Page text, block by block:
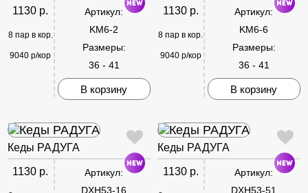
1130 р.
8 пар в кор.
9040 р/кор
Артикул:
KM6-2
Размеры:
36 - 41
В корзину
1130 р.
8 пар в кор.
9040 р/кор
Артикул:
KM6-6
Размеры:
36 - 41
В корзину
Кеды РАДУГА
1130 р.
Артикул:
DXH53-16
Кеды РАДУГА
1130 р.
Артикул:
DXH53-51